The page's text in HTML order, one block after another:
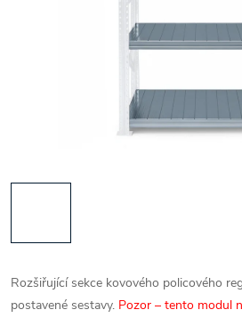
Rozšiřující sekce kovového policového
postavené sestavy. Pozor – tento modul